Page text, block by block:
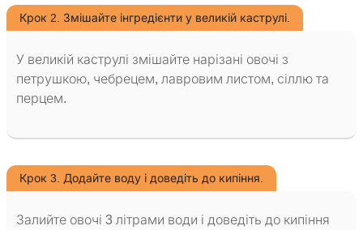
Крок 2. Змішайте інгредієнти у великій каструлі.
У великій каструлі змішайте нарізані овочі з
петрушкою, чебрецем, лавровим листом, сіллю та
перцем.
Крок 3. Додайте воду і доведіть до кипіння.
Залийте овочі 3 літрами води і доведіть до кипіння